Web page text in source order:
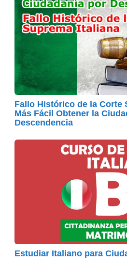
Fallo Histórico de la Corte
Más Fácil Obtener la
Descendencia
Estudiar Italiano para